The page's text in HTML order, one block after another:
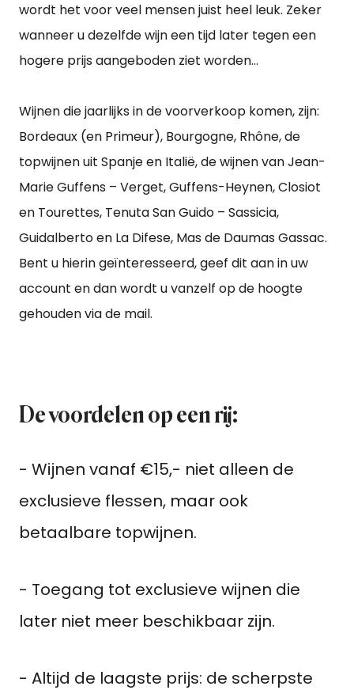
wordt het voor veel mensen juist heel leuk. Zeker
wanneer u dezelfde wijn een tijd later tegen een
hogere prijs aangeboden ziet worden…
Wijnen die jaarlijks in de voorverkoop komen, zijn:
Bordeaux (en Primeur), Bourgogne, Rhône, de
topwijnen uit Spanje en Italië, de wijnen van Jean-
Marie Guffens – Verget, Guffens-Heynen, Closiot
en Tourettes, Tenuta San Guido – Sassicia,
Guidalberto en La Difese, Mas de Daumas Gassac.
Bent u hierin geïnteresseerd, geef dit aan in uw
account en dan wordt u vanzelf op de hoogte
gehouden via de mail.
De voordelen op een rij:
- Wijnen vanaf €15,- niet alleen de
exclusieve flessen, maar ook
betaalbare topwijnen.
- Toegang tot exclusieve wijnen die
later niet meer beschikbaar zijn.
- Altijd de laagste prijs: de scherpste